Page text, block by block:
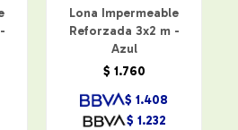
Lona Impermeable
Reforzada 3x2 m -
Azul
$ 1.760
$ 1.232
$ 1.408